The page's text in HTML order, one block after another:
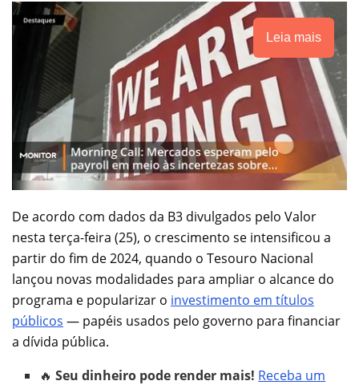
Leia mais
De acordo com dados da B3 divulgados pelo Valor
nesta terça-feira (25), o crescimento se intensificou a
partir do fim de 2024, quando o Tesouro Nacional
lançou novas modalidades para ampliar o alcance do
programa e popularizar o investimento em títulos
públicos — papéis usados pelo governo para financiar
a dívida pública.
🔥Seu dinheiro pode render mais! Receba um